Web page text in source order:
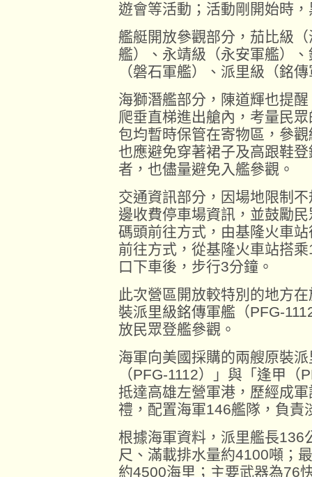
遊會等活動；活動剛開始時
艦艇開放參觀部分，茄比級
艦）、永靖級（永安軍艦）
（磐石軍艦）、派里級（銘
海獅潛艦部分，陳道輝也提
爬垂直梯進出艙內，考量民
包均暫時保管在寄物區，參
也應避免穿著裙子及高跟鞋
者，也儘量避免入艦參觀。
交通資訊部分，因場地限制
邊收費停車場資訊，並鼓勵
碼頭前往方式，由基隆火車
前往方式，從基隆火車站搭
口下車後，步行3分鐘。
此次營區開放較特別的地方
裝派里級銘傳軍艦（PFG-
放民眾登艦參觀。
海軍向美國採購的兩艘原裝
（PFG-1112）」與「逢甲
抵達高雄左營軍港，歷經成
禮，配置海軍146艦隊，負責
根據海軍資料，派里艦長136
尺、滿載排水量約4100噸；
約4500海里；主要武器為76